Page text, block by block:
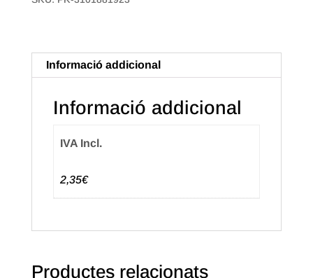
Llis
Color
Negre
Informació addicional
Informació addicional
IVA Incl.
2,35€
Productes relacionats